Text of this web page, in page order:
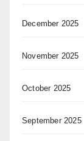
December 2025
November 2025
October 2025
September 2025